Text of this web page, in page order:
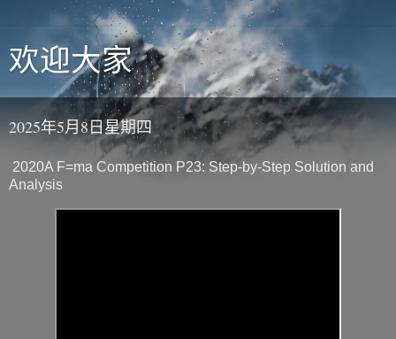
欢迎大家
2025年5月8日星期四
2020A F=ma Competition P23: Step-by-Step Solution and
Analysis